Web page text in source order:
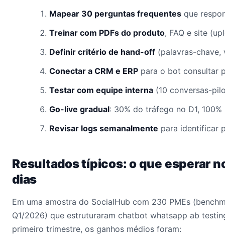
Mapear 30 perguntas frequentes que
Treinar com PDFs do produto, FAQ e site
Definir critério de hand-off (palavras-chave,
Conectar a CRM e ERP para o bot consultar
Testar com equipe interna (10 conversas-
Go-live gradual: 30% do tráfego no D1, 100%
Revisar logs semanalmente para identificar
Resultados típicos: o que esperar
dias
Em uma amostra do SocialHub com 230 PMEs
Q1/2026) que estruturaram chatbot whatsapp ab
primeiro trimestre, os ganhos médios foram: